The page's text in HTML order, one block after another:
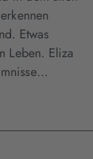
Etwas
Leben. Eliza